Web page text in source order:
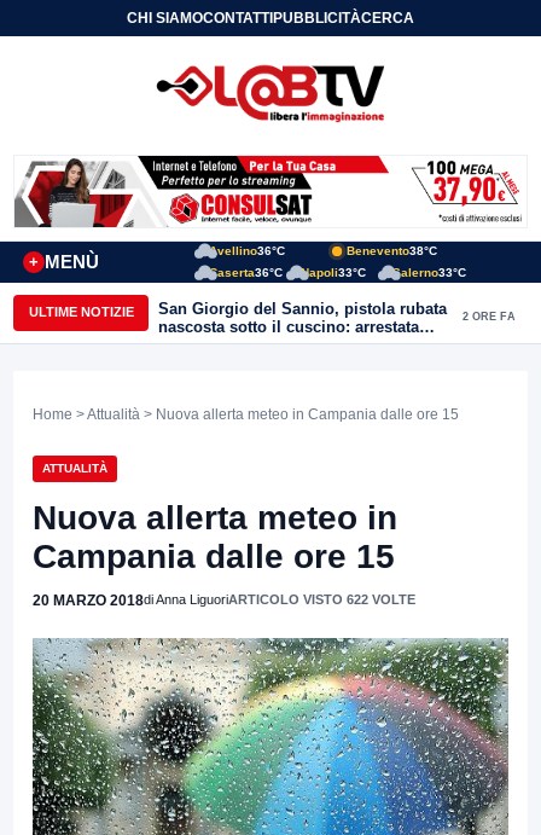
CHI SIAMOCONTATTIPUBBLICITÀCERCA
MENÙ
+
Avellino36°C Benevento38°C
Caserta36°C Napoli33°C Salerno33°C
ULTIME NOTIZIE
San Giorgio del Sannio, pistola rubata
nascosta sotto il cuscino: arrestata
51enne
2 ORE FA
Home >Attualità > Nuova allerta meteo in Campania dalle ore 15
ATTUALITÀ
Nuova allerta meteo in
Campania dalle ore 15
20 MARZO 2018di Anna LiguoriARTICOLO VISTO 622 VOLTE